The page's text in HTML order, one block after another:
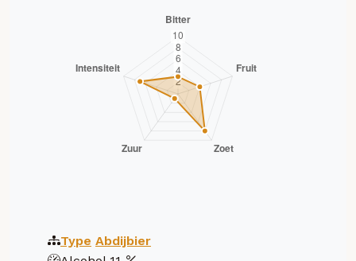
Type Abdijbier